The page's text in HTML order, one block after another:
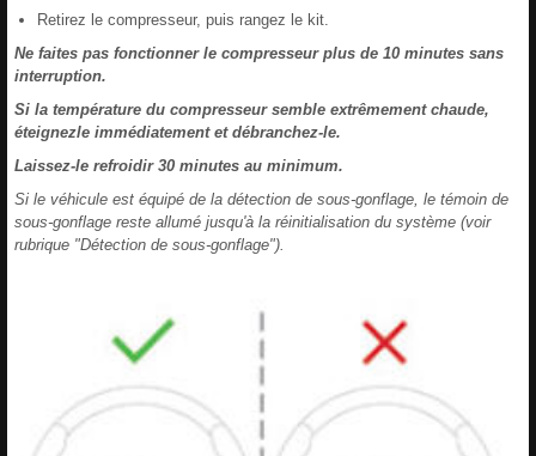
Retirez le compresseur, puis rangez le kit.
Ne faites pas fonctionner le compresseur plus de 10 minutes sans
interruption.
Si la température du compresseur semble extrêmement chaude,
éteignezle immédiatement et débranchez-le.
Laissez-le refroidir 30 minutes au minimum.
Si le véhicule est équipé de la détection de sous-gonflage, le témoin de
sous-gonflage reste allumé jusqu'à la réinitialisation du système (voir
rubrique "Détection de sous-gonflage").